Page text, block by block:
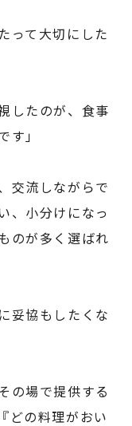
って大切にした
したのが、食事
」
交流しながらで
、小分けになっ
のが多く選ばれ
妥協もしたくな
の場で提供する
どの料理がおい